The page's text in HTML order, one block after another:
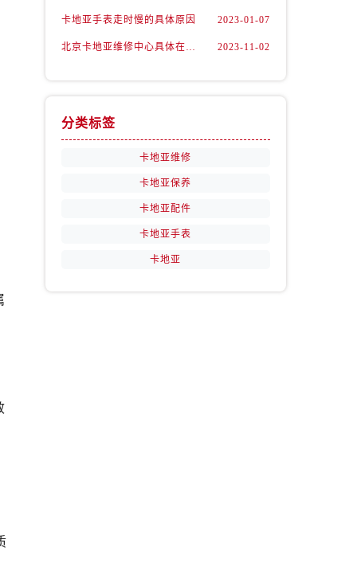
卡地亚手表走时慢的具体原因 2023-01-07
北京卡地亚维修中心具体在哪里？ 2023-11-02
分类标签
卡地亚维修
卡地亚保养
卡地亚配件
卡地亚手表
卡地亚